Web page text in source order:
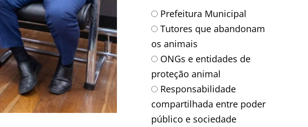
Prefeitura Municipal
Tutores que abandonam
os animais
ONGs e entidades de
proteção animal
Responsabilidade
compartilhada entre poder
público e sociedade